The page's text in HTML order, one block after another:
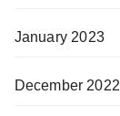
January 2023
December 2022